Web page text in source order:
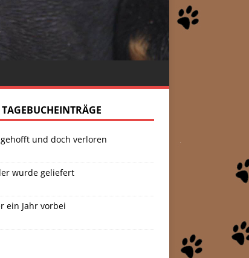
TAGEBUCHEINTRÄGE
und doch verloren
wurde geliefert
ein Jahr vorbei